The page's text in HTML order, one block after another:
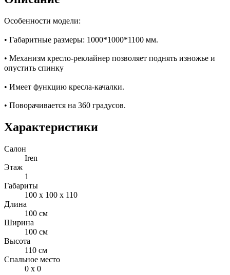
Особенности модели:
• Габаритные размеры: 1000*1000*1100 мм.⠀
• Механизм кресло-реклайнер позволяет поднять изножье и
опустить спинку⠀
• Имеет функцию кресла-качалки. ⠀
• Поворачивается на 360 градусов.
Характеристики
Салон
Iren
Этаж
1
Габариты
100 x 100 x 110
Длина
100 см
Ширина
100 см
Высота
110 см
Спальное место
0 x 0